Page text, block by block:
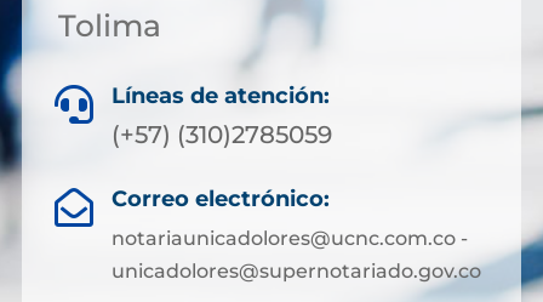
Tolima
 Líneas de atención:
(+57) (310)2785059
 Correo electrónico:
notariaunicadolores@ucnc.com.co -
unicadolores@supernotariado.gov.co